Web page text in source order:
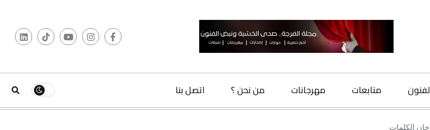
متابعات مهرجانات من نحن ؟ اتصل بنا